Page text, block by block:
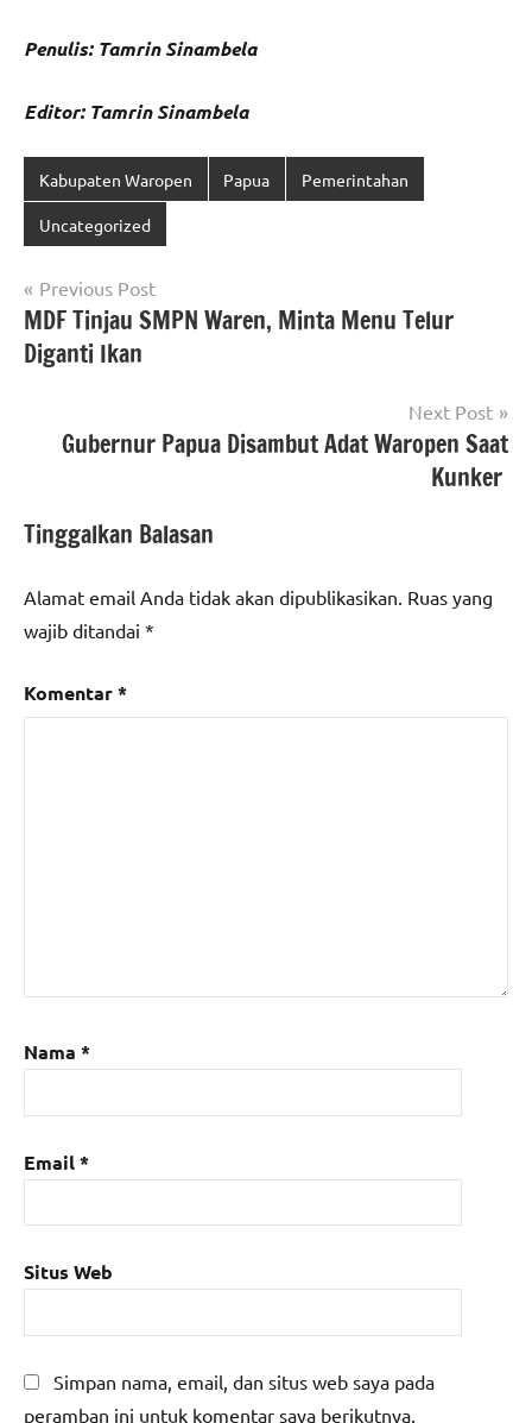
Penulis: Tamrin Sinambela
Editor: Tamrin Sinambela
Kabupaten Waropen Papua Pemerintahan
Uncategorized
Navigasi
pos
Previous Post
MDF Tinjau SMPN Waren, Minta Menu Telur
Diganti Ikan
Next Post
Gubernur Papua Disambut Adat Waropen Saat
Kunker
Tinggalkan Balasan
Alamat email Anda tidak akan dipublikasikan. Ruas yang
wajib ditandai *
Komentar*
Nama *
Email*
Situs Web
Simpan nama, email, dan situs web saya pada
peramban ini untuk komentar saya berikutnya.